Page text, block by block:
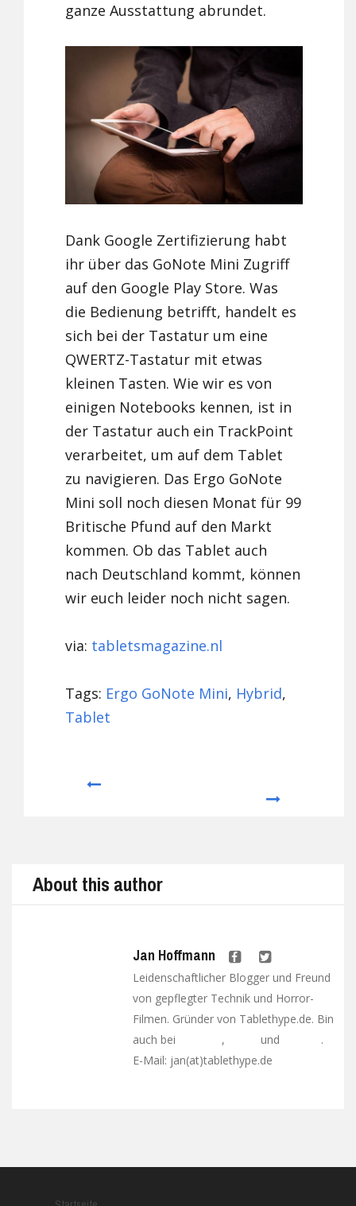
ganze Ausstattung abrundet.
Dank Google Zertifizierung habt
ihr über das GoNote Mini Zugriff
auf den Google Play Store. Was
die Bedienung betrifft, handelt es
sich bei der Tastatur um eine
QWERTZ-Tastatur mit etwas
kleinen Tasten. Wie wir es von
einigen Notebooks kennen, ist in
der Tastatur auch ein TrackPoint
verarbeitet, um auf dem Tablet
zu navigieren. Das Ergo GoNote
Mini soll noch diesen Monat für 99
Britische Pfund auf den Markt
kommen. Ob das Tablet auch
nach Deutschland kommt, können
wir euch leider noch nicht sagen.
via: tabletsmagazine.nl
Tags: Ergo GoNote Mini, Hybrid,
Tablet
About this author
Jan Hoffmann
Leidenschaftlicher Blogger und Freund
von gepflegter Technik und Horror-
Filmen. Gründer von Tablethype.de. Bin
auch bei
, und
.
E-Mail: jan(at)tablethype.de